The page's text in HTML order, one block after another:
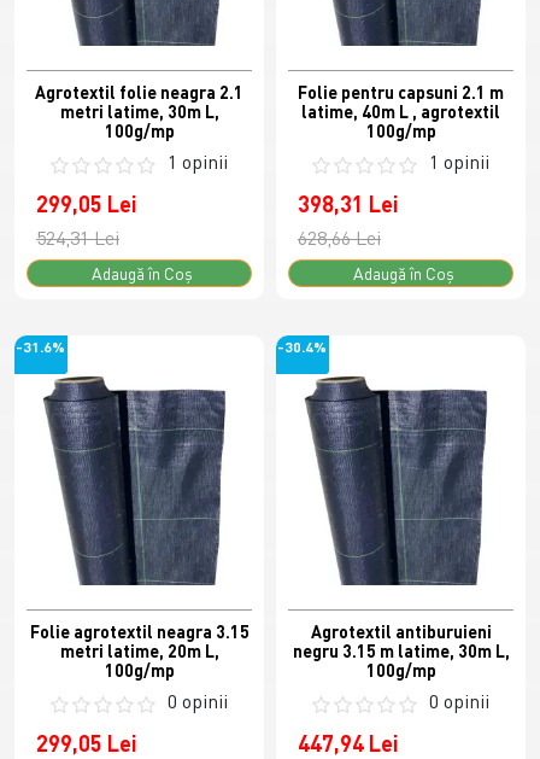
Agrotextil folie neagra 2.1
metri latime, 30m L,
100g/mp
1 opinii
299,05 Lei
524,31 Lei
Adaugă în Coş
Folie pentru capsuni 2.1 m
latime, 40m L , agrotextil
100g/mp
1 opinii
398,31 Lei
628,66 Lei
Adaugă în Coş
-31.6%
Folie agrotextil neagra 3.15
metri latime, 20m L,
100g/mp
0 opinii
299,05 Lei
-30.4%
Agrotextil antiburuieni
negru 3.15 m latime, 30m L,
100g/mp
0 opinii
447,94 Lei